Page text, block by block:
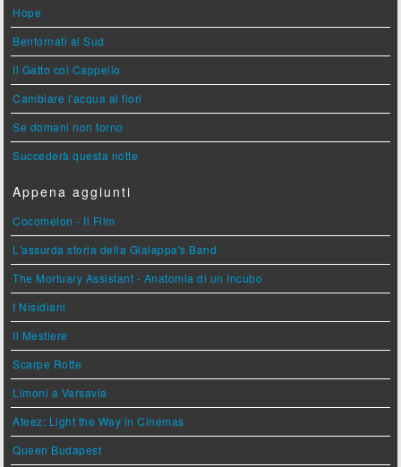
Hope
Bentornati al Sud
Il Gatto col Cappello
Cambiare l'acqua ai fiori
Se domani non torno
Succederà questa notte
Appena aggiunti
Cocomelon - Il Film
L'assurda storia della Gialappa's Band
The Mortuary Assistant - Anatomia di un Incubo
I Nisidiani
Il Mestiere
Scarpe Rotte
Limoni a Varsavia
Ateez: Light the Way in Cinemas
Queen Budapest